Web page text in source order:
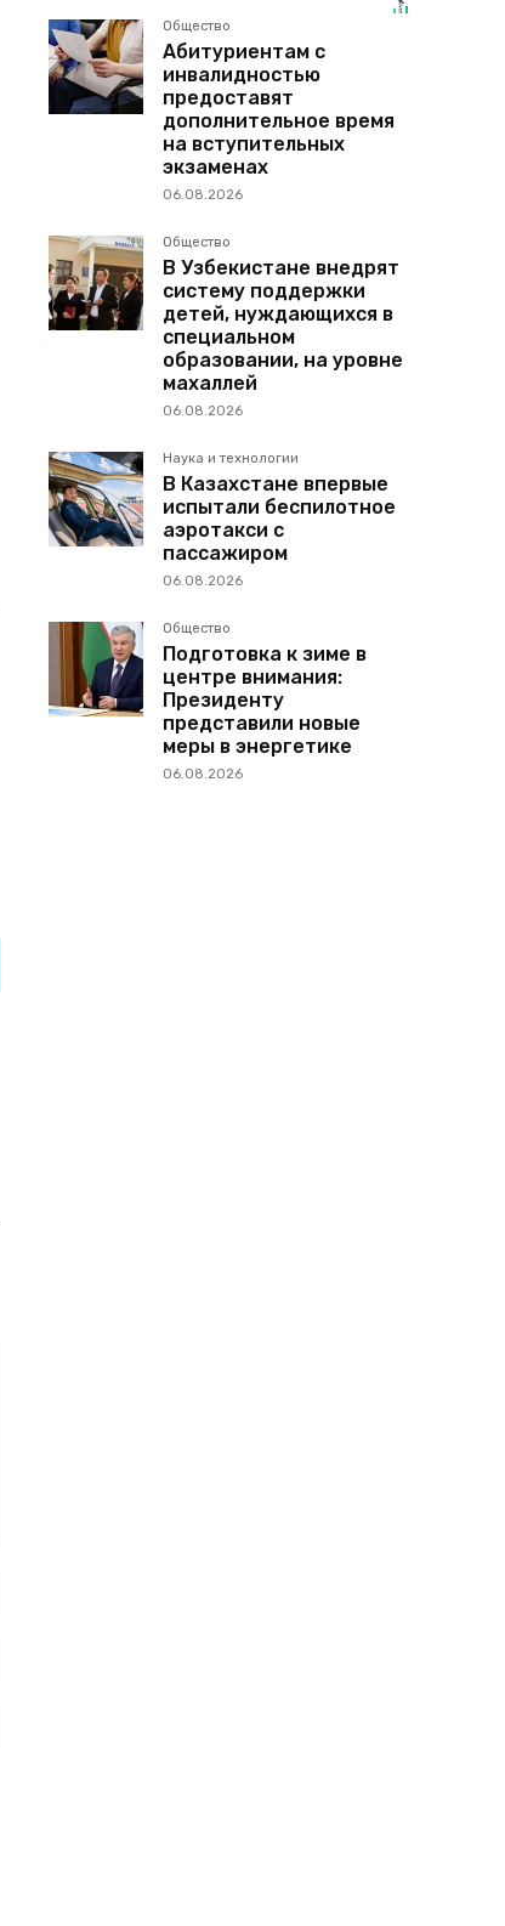
почта:*
Сайт:
Общество
Абитуриентам с
инвалидностью
предоставят
дополнительное время
на вступительных
экзаменах
06.08.2026
Общество
В Узбекистане внедрят
систему поддержки
детей, нуждающихся в
специальном
образовании, на уровне
махаллей
06.08.2026
Наука и технологии
В Казахстане впервые
испытали беспилотное
аэротакси с
пассажиром
06.08.2026
Общество
Подготовка к зиме в
центре внимания:
Президенту
представили новые
меры в энергетике
06.08.2026